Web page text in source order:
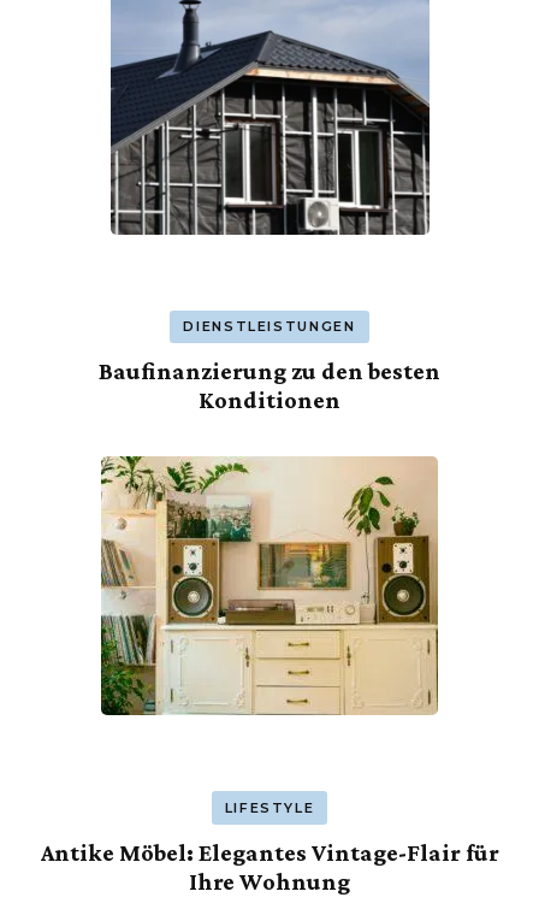
DIENSTLEISTUNGEN
Baufinanzierung zu den besten
Konditionen
LIFESTYLE
Antike Möbel: Elegantes Vintage-Flair für
Ihre Wohnung